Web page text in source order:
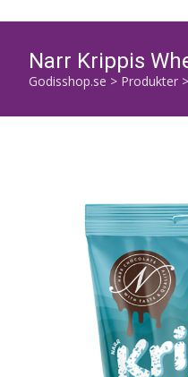
Narr Krippis
Godisshop.se > Produkter >